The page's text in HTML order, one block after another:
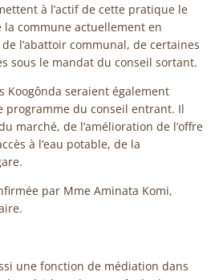
à l’actif de cette pratique le
la commune actuellement en
l’abattoir communal, de certaines
sous le mandat du conseil sortant.
Koogônda seraient également
programme du conseil entrant. Il
marché, de l’amélioration de l’offre
à l’eau potable, de la
par Mme Aminata Komi,
une fonction de médiation dans